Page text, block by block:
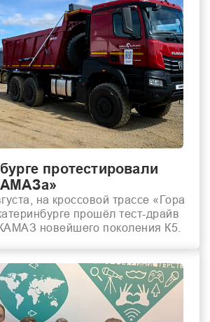
протестировали
на кроссовой трассе «Гора
прошёл тест-драйв
новейшего поколения К5.